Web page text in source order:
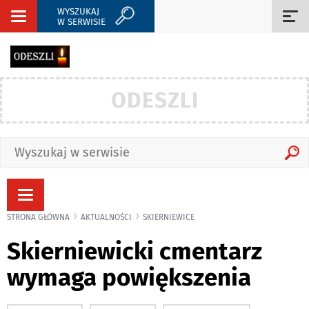
Rozwiń
WYSZUKAJ
W SERWISIE
ODESZLI
Rozwiń
STRONA GŁÓWNA AKTUALNOŚCI SKIERNIEWICE
Skierniewicki cmentarz
wymaga powiększenia